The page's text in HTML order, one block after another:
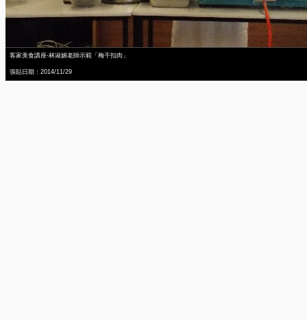
客家美食講座-林淑媚老師示範「梅干扣肉」
張貼日期：2014/11/29